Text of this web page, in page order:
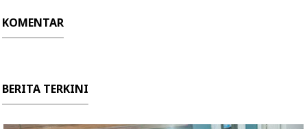
KOMENTAR
BERITA TERKINI